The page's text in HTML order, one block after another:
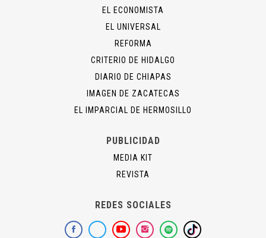
EL ECONOMISTA
EL UNIVERSAL
REFORMA
CRITERIO DE HIDALGO
DIARIO DE CHIAPAS
IMAGEN DE ZACATECAS
EL IMPARCIAL DE HERMOSILLO
PUBLICIDAD
MEDIA KIT
REVISTA
REDES SOCIALES